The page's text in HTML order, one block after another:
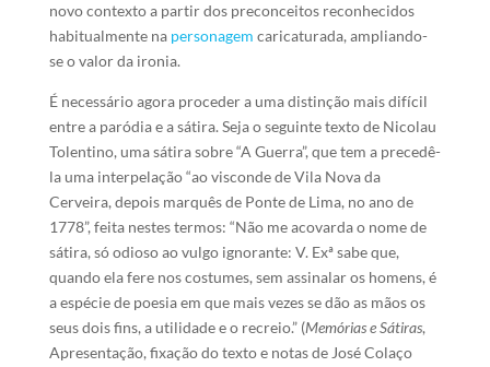
novo contexto a partir dos preconceitos reconhecidos
habitualmente na personagem caricaturada, ampliando-
se o valor da ironia.
É necessário agora proceder a uma distinção mais difícil
entre a paródia e a sátira. Seja o seguinte texto de Nicolau
Tolentino, uma sátira sobre “A Guerra”, que tem a precedê-
la uma interpelação “ao visconde de Vila Nova da
Cerveira, depois marquês de Ponte de Lima, no ano de
1778”, feita nestes termos: “Não me acovarda o nome de
sátira, só odioso ao vulgo ignorante: V. Exª sabe que,
quando ela fere nos costumes, sem assinalar os homens, é
a espécie de poesia em que mais vezes se dão as mãos os
seus dois fins, a utilidade e o recreio.” (Memórias e Sátiras,
Apresentação, fixação do texto e notas de José Colaço